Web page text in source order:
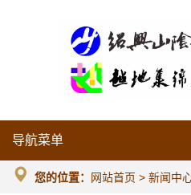
导航菜单
您的位置： 网站首页 > 新闻中